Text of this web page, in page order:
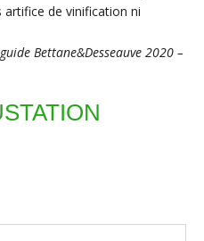
de vinification ni
Bettane&Desseauve 2020 –